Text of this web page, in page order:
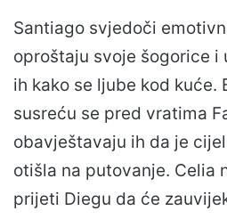
Santiago svjedoči
oproštaju svoje šogorice
ih kako se ljube kod kuće.
susreću se pred vratima
obavještavaju ih da je
otišla na putovanje. Celia
prijeti Diegu da će